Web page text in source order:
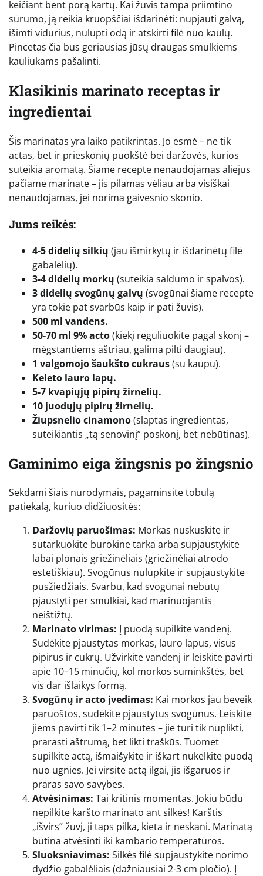
keičiant bent porą kartų. Kai žuvis tampa priimtino
sūrumo, ją reikia kruopščiai išdarinėti: nupjauti galvą,
išimti vidurius, nulupti odą ir atskirti filė nuo kaulų.
Pincetas čia bus geriausias jūsų draugas smulkiems
kauliukams pašalinti.
Klasikinis marinato receptas ir
ingredientai
Šis marinatas yra laiko patikrintas. Jo esmė – ne tik
actas, bet ir prieskonių puokštė bei daržovės, kurios
suteikia aromatą. Šiame recepte nenaudojamas aliejus
pačiame marinate – jis pilamas vėliau arba visiškai
nenaudojamas, jei norima gaivesnio skonio.
Jums reikės:
4-5 didelių silkių (jau išmirkytų ir išdarinėtų filė
gabalėlių).
3-4 didelių morkų (suteikia saldumo ir spalvos).
3 didelių svogūnų galvų (svogūnai šiame recepte
yra tokie pat svarbūs kaip ir pati žuvis).
500 ml vandens.
50-70 ml 9% acto(kiekį reguliuokite pagal skonį –
mėgstantiems aštriau, galima pilti daugiau).
1 valgomojo šaukšto cukraus(su kaupu).
Keleto lauro lapų.
5-7 kvapiųjų pipirų žirnelių.
10 juodųjų pipirų žirnelių.
Žiupsnelio cinamono(slaptas ingredientas,
suteikiantis „tą senovinį” poskonį, bet nebūtinas).
Gaminimo eiga žingsnis po žingsnio
Sekdami šiais nurodymais, pagaminsite tobulą
patiekalą, kuriuo didžiuositės:
Daržovių paruošimas: Morkas nuskuskite ir
sutarkuokite burokine tarka arba supjaustykite
labai plonais griežinėliais (griežinėliai atrodo
estetiškiau). Svogūnus nulupkite ir supjaustykite
pusžiedžiais. Svarbu, kad svogūnai nebūtų
pjaustyti per smulkiai, kad marinuojantis
neištižtų.
Marinato virimas: Į puodą supilkite vandenį.
Sudėkite pjaustytas morkas, lauro lapus, visus
pipirus ir cukrų. Užvirkite vandenį ir leiskite pavirti
apie 10–15 minučių, kol morkos suminkštės, bet
vis dar išlaikys formą.
Svogūnų ir acto įvedimas: Kai morkos jau beveik
paruoštos, sudėkite pjaustytus svogūnus. Leiskite
jiems pavirti tik 1–2 minutes – jie turi tik nuplikti,
prarasti aštrumą, bet likti traškūs. Tuomet
supilkite actą, išmaišykite ir iškart nukelkite puodą
nuo ugnies. Jei virsite actą ilgai, jis išgaruos ir
praras savo savybes.
Atvėsinimas: Tai kritinis momentas. Jokiu būdu
nepilkite karšto marinato ant silkės! Karštis
„išvirs” žuvį, ji taps pilka, kieta ir neskani. Marinatą
būtina atvėsinti iki kambario temperatūros.
Sluoksniavimas: Silkės filė supjaustykite norimo
dydžio gabalėliais (dažniausiai 2-3 cm pločio). Į